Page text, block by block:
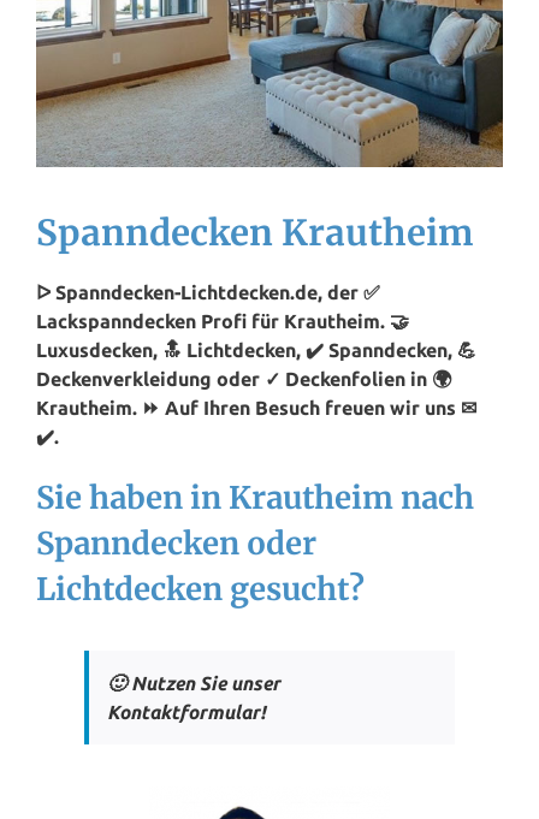
Spanndecken Krautheim
ᐅ Spanndecken-Lichtdecken.de, der ✅
Lackspanndecken Profi für Krautheim. 🤝
Luxusdecken, 🔝 Lichtdecken, ✔️ Spanndecken, 💪
Deckenverkleidung oder ✓ Deckenfolien in 🌍
Krautheim. ⏩ Auf Ihren Besuch freuen wir uns ✉
✔️.
Sie haben in Krautheim nach
Spanndecken oder
Lichtdecken gesucht?
🙂 Nutzen Sie unser
Kontaktformular!